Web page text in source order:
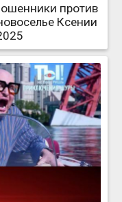
против
Ксении